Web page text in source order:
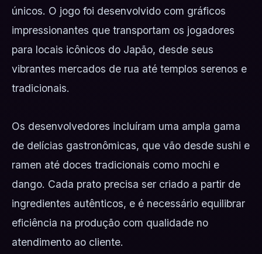
únicos. O jogo foi desenvolvido com gráficos
impressionantes que transportam os jogadores
para locais icônicos do Japão, desde seus
vibrantes mercados de rua até templos serenos e
tradicionais.
Os desenvolvedores incluíram uma ampla gama
de delícias gastronômicas, que vão desde sushi e
ramen até doces tradicionais como mochi e
dango. Cada prato precisa ser criado a partir de
ingredientes autênticos, e é necessário equilibrar
eficiência na produção com qualidade no
atendimento ao cliente.